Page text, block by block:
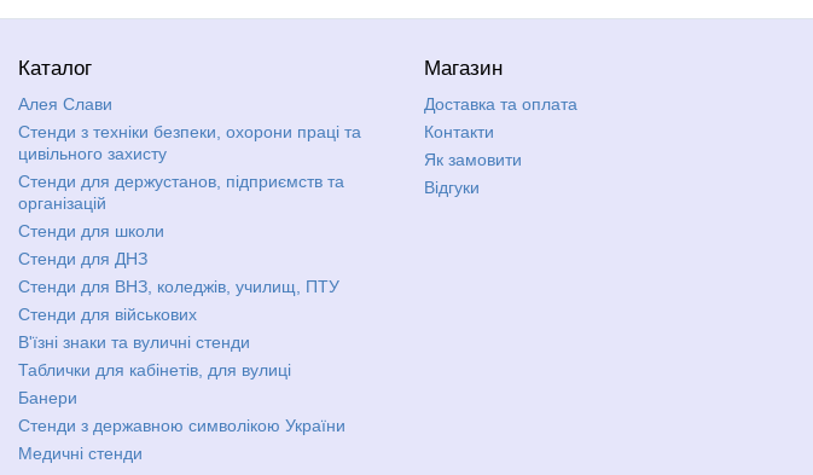
Каталог
Алея Слави
Стенди з техніки безпеки, охорони праці та
цивільного захисту
Стенди для держустанов, підприємств та
організацій
Стенди для школи
Стенди для ДНЗ
Стенди для ВНЗ, коледжів, училищ, ПТУ
Стенди для військових
В'їзні знаки та вуличні стенди
Таблички для кабінетів, для вулиці
Банери
Стенди з державною символікою України
Медичні стенди
Магазин
Доставка та оплата
Контакти
Як замовити
Відгуки